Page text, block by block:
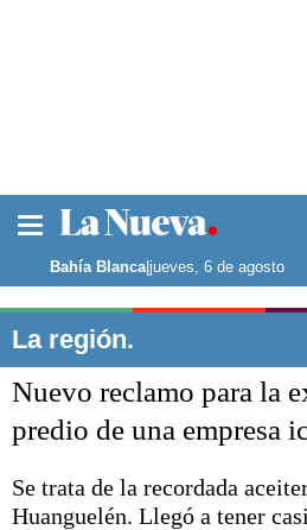
Noticias
La
Punta
El
Deportes
Liga
Bahía Blanca|jueves, 6 de agosto
La región.
Nuevo reclamo para la
predio de una empresa
Se trata de la recordada
Huanguelén. Llegó a tener